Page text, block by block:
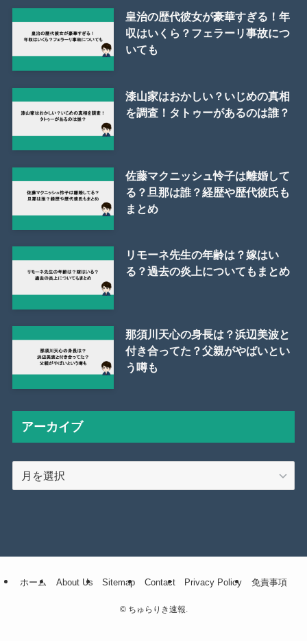
皇治の歴代彼女が豪華すぎる！年
収はいくら？フェラーリ事故につ
いても
漆山家はおかしい？いじめの真相
を調査！タトゥーがあるのは誰？
佐藤マクニッシュ怜子は離婚して
る？旦那は誰？経歴や歴代彼氏も
まとめ
リモーネ先生の年齢は？嫁はい
る？過去の炎上についてもまとめ
那須川天心の身長は？浜辺美波と
付き合ってた？父親がやばいとい
う噂も
アーカイブ
ー
ホーム About Us Sitemap Contact Privacy Policy 免責事項
©ちゅらりき速報.